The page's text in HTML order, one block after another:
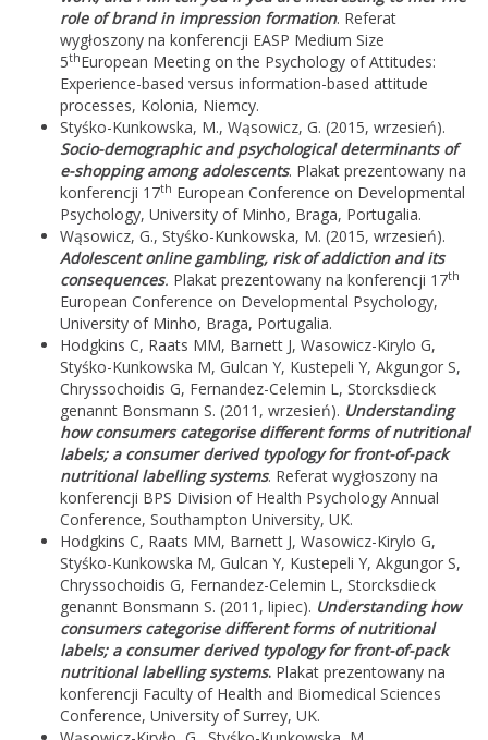
role of brand in impression formation. Referat
wygłoszony na konferencji EASP Medium Size
5thEuropean Meeting on the Psychology of Attitudes:
Experience-based versus information-based attitude
processes, Kolonia, Niemcy.
Styśko-Kunkowska, M., Wąsowicz, G. (2015, wrzesień).
Socio-demographic and psychological determinants of
e-shopping among adolescents. Plakat prezentowany na
konferencji 17th European Conference on Developmental
Psychology, University of Minho, Braga, Portugalia.
Wąsowicz, G., Styśko-Kunkowska, M. (2015, wrzesień).
Adolescent online gambling, risk of addiction and its
consequences. Plakat prezentowany na konferencji 17th
European Conference on Developmental Psychology,
University of Minho, Braga, Portugalia.
Hodgkins C, Raats MM, Barnett J, Wasowicz-Kirylo G,
Styśko-Kunkowska M, Gulcan Y, Kustepeli Y, Akgungor S,
Chryssochoidis G, Fernandez-Celemin L, Storcksdieck
genannt Bonsmann S. (2011, wrzesień). Understanding
how consumers categorise different forms of nutritional
labels; a consumer derived typology for front-of-pack
nutritional labelling systems. Referat wygłoszony na
konferencji BPS Division of Health Psychology Annual
Conference, Southampton University, UK.
Hodgkins C, Raats MM, Barnett J, Wasowicz-Kirylo G,
Styśko-Kunkowska M, Gulcan Y, Kustepeli Y, Akgungor S,
Chryssochoidis G, Fernandez-Celemin L, Storcksdieck
genannt Bonsmann S. (2011, lipiec). Understanding how
consumers categorise different forms of nutritional
labels; a consumer derived typology for front-of-pack
nutritional labelling systems. Plakat prezentowany na
konferencji Faculty of Health and Biomedical Sciences
Conference, University of Surrey, UK.